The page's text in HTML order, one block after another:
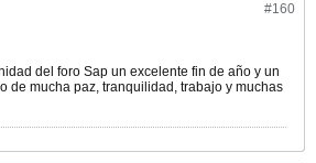
#160
del foro Sap un excelente fin de año y un
de mucha paz, tranquilidad, trabajo y muchas